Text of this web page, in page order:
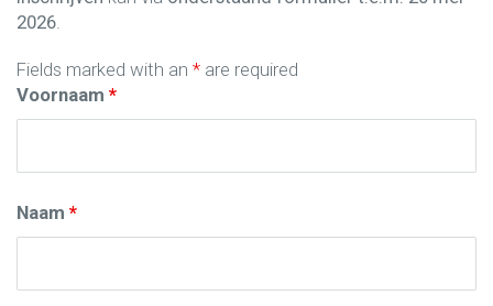
2026.
Fields marked with an * are required
Voornaam *
Naam *